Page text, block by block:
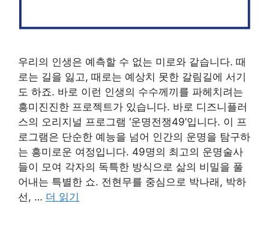
우리의 인생은 예측할 수 없는 미로와 같습니다. 때
로는 길을 잃고, 때로는 예상치 못한 갈림길에 서기
도 하죠. 바로 이런 인생의 수수께끼를 파헤치려는
흥미진진한 프로젝트가 있습니다. 바로 디즈니플러
스의 오리지널 프로그램 ‘운명전쟁49’입니다. 이 프
로그램은 단순한 예능을 넘어 인간의 운명을 탐구하
는 흥미로운 여정입니다. 49명의 최고의 운명술사
들이 모여 각자의 독특한 방식으로 삶의 비밀을 풀
어내는 특별한 쇼. 전현무를 중심으로 박나래, 박하
선, … 더 읽기